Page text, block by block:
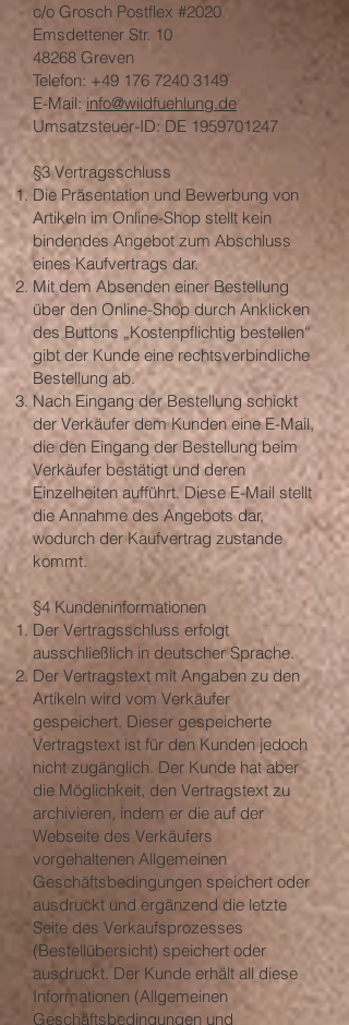
c/o Grosch Postflex #2020
Emsdettener Str. 10
48268 Greven
Telefon: +49 176 7240 3149
E-Mail: info@wildfuehlung.de
Umsatzsteuer-ID: DE 1959701247
§3 Vertragsschluss
Die Präsentation und Bewerbung von
Artikeln im Online-Shop stellt kein
bindendes Angebot zum Abschluss
eines Kaufvertrags dar.
Mit dem Absenden einer Bestellung
über den Online-Shop durch Anklicken
des Buttons „Kostenpflichtig bestellen“
gibt der Kunde eine rechtsverbindliche
Bestellung ab.
Nach Eingang der Bestellung schickt
der Verkäufer dem Kunden eine E-Mail,
die den Eingang der Bestellung beim
Verkäufer bestätigt und deren
Einzelheiten aufführt. Diese E-Mail stellt
die Annahme des Angebots dar,
wodurch der Kaufvertrag zustande
kommt.
§4 Kundeninformationen
Der Vertragsschluss erfolgt
ausschließlich in deutscher Sprache.
Der Vertragstext mit Angaben zu den
Artikeln wird vom Verkäufer
gespeichert. Dieser gespeicherte
Vertragstext ist für den Kunden jedoch
nicht zugänglich. Der Kunde hat aber
die Möglichkeit, den Vertragstext zu
archivieren, indem er die auf der
Webseite des Verkäufers
vorgehaltenen Allgemeinen
Geschäftsbedingungen speichert oder
ausdruckt und ergänzend die letzte
Seite des Verkaufsprozesses
(Bestellübersicht) speichert oder
ausdruckt. Der Kunde erhält all diese
Informationen (Allgemeinen
Geschäftsbedingungen und